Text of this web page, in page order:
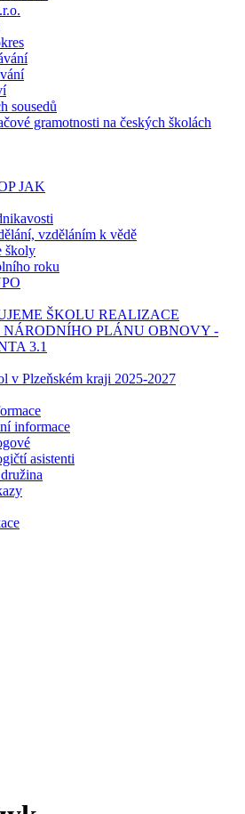
sousedů
gramotnosti na českých školách
JAK
vzděláním k vědě
školy
roku
ŠKOLU REALIZACE
NÁRODNÍHO PLÁNU OBNOVY -
3.1
v Plzeňském kraji 2025-2027
informace
asistenti